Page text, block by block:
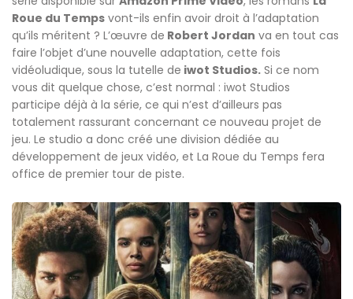
Roue du Temps vont-ils enfin avoir droit à l’adaptation
qu’ils méritent ? L’œuvre de Robert Jordan va en tout cas
faire l’objet d’une nouvelle adaptation, cette fois
vidéoludique, sous la tutelle de iwot Studios. Si ce nom
vous dit quelque chose, c’est normal : iwot Studios
participe déjà à la série, ce qui n’est d’ailleurs pas
totalement rassurant concernant ce nouveau projet de
jeu. Le studio a donc créé une division dédiée au
développement de jeux vidéo, et La Roue du Temps fera
office de premier tour de piste.